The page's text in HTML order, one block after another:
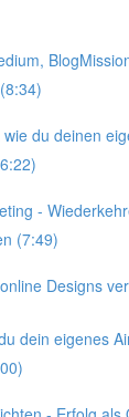
du deinen
-
(7:49)
Designs
dein eigenes